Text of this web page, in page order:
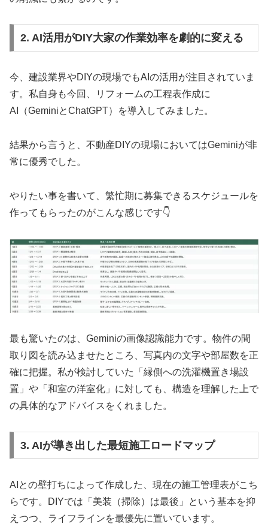
2. AI活用がDIY大家の作業効率を劇的に変える
今、建設業界やDIYの現場でもAIの活用が注目されていま
す。私自身も今回、リフォームの工程表作成に
AI（GeminiとChatGPT）を導入してみました。
結果から言うと、不動産DIYの現場においてはGeminiが非
常に優秀でした。
やりたい事を書いて、繁忙期に募集できるスケジュールを
作ってもらったのがこんな感じです👇
最も驚いたのは、Geminiの画像認識能力です。物件の間
取り図を読み込ませたところ、写真内の文字や部屋数を正
確に把握。私が検討していた「縁側への洗濯機置き場設
置」や「和室の洋室化」に対しても、構造を理解した上で
の具体的なアドバイスをくれました。
3. AIが導き出した最短施工ロードマップ
AIとの壁打ちによって作成した、現在の施工管理表がこち
らです。DIYでは「美装（掃除）は最後」という基本を抑
えつつ、ライフラインを最優先に置いています。